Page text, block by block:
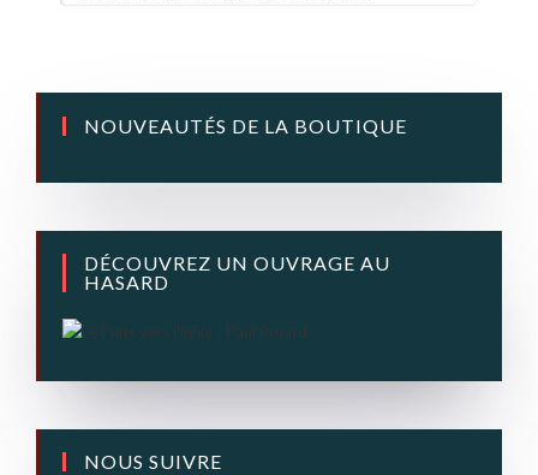
NOUVEAUTÉS DE LA BOUTIQUE
DÉCOUVREZ UN OUVRAGE AU
HASARD
NOUS SUIVRE